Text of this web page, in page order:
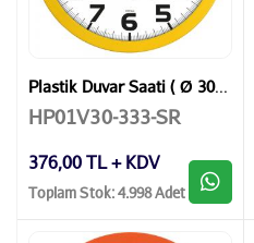
Plastik Duvar Saati ( Ø 30 cm )
HP01V30-333-SR
376,00 TL + KDV
Toplam Stok: 4.998 Adet